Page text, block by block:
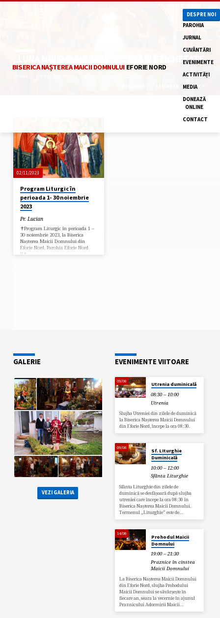
BISERICA NAȘTEREA MAICII DOMNULUI EFORIE NORD
DESPRE NOI
PAROHIA
JURNAL
CUVÂNTĂRI
EVENIMENTE
ACTIVITĂȚI
MEDIA
DONEAZĂ
ONLINE
CONTACT
„LUNA NOIEMBRIE 2023” POSTĂRI ETICHETATE
LUNI
„LUNA
NOIEMBRIE
2023”
POSTĂRI
ETICHETATE
02/11/2023
Program Liturgic în
perioada 1- 30 noiembrie
2023
Pr. Lucian
✝️Program Liturgic în perioada 1 –
30 noiembrie 2023, la Biserica
Nașterea Maicii Domnului din
Eforie Nord, Parohia Eforie Nord
II✝️
GALERIE
VEZI GALERIA
EVENIMENTE VIITOARE
09/08
Utrenia duminicală
08:30 – 10:00
Utrenia
Slujba Utreniei din zilele de duminică
la Biserica Nașterea Maicii Domnului
din Eforie Nord, începe la ora 08:30.
09/08
Sf. LIturghie
Duminicală
10:00 – 12:00
Sfânta Liturghie
Sfânta Liturghie din zilele de
duminică se desfășoară după slujba
utreniei care începe la ora 08:30 în
Biserica Nașterea Maicii Domnului.
Termenul „Liturghie” este de…
14/08
Prohodul Maicii
Domnului
19:00 – 21:30
Praznice în cinstea
Maicii Domnului
La Biserica Nașterea Maicii Domnului
din Eforie Nord, slujba Prohodului
Maicii Domnului se săvârșește în
fiecare an, seara la vecernie în ajunul
Praznicului Adormirii Maicii…